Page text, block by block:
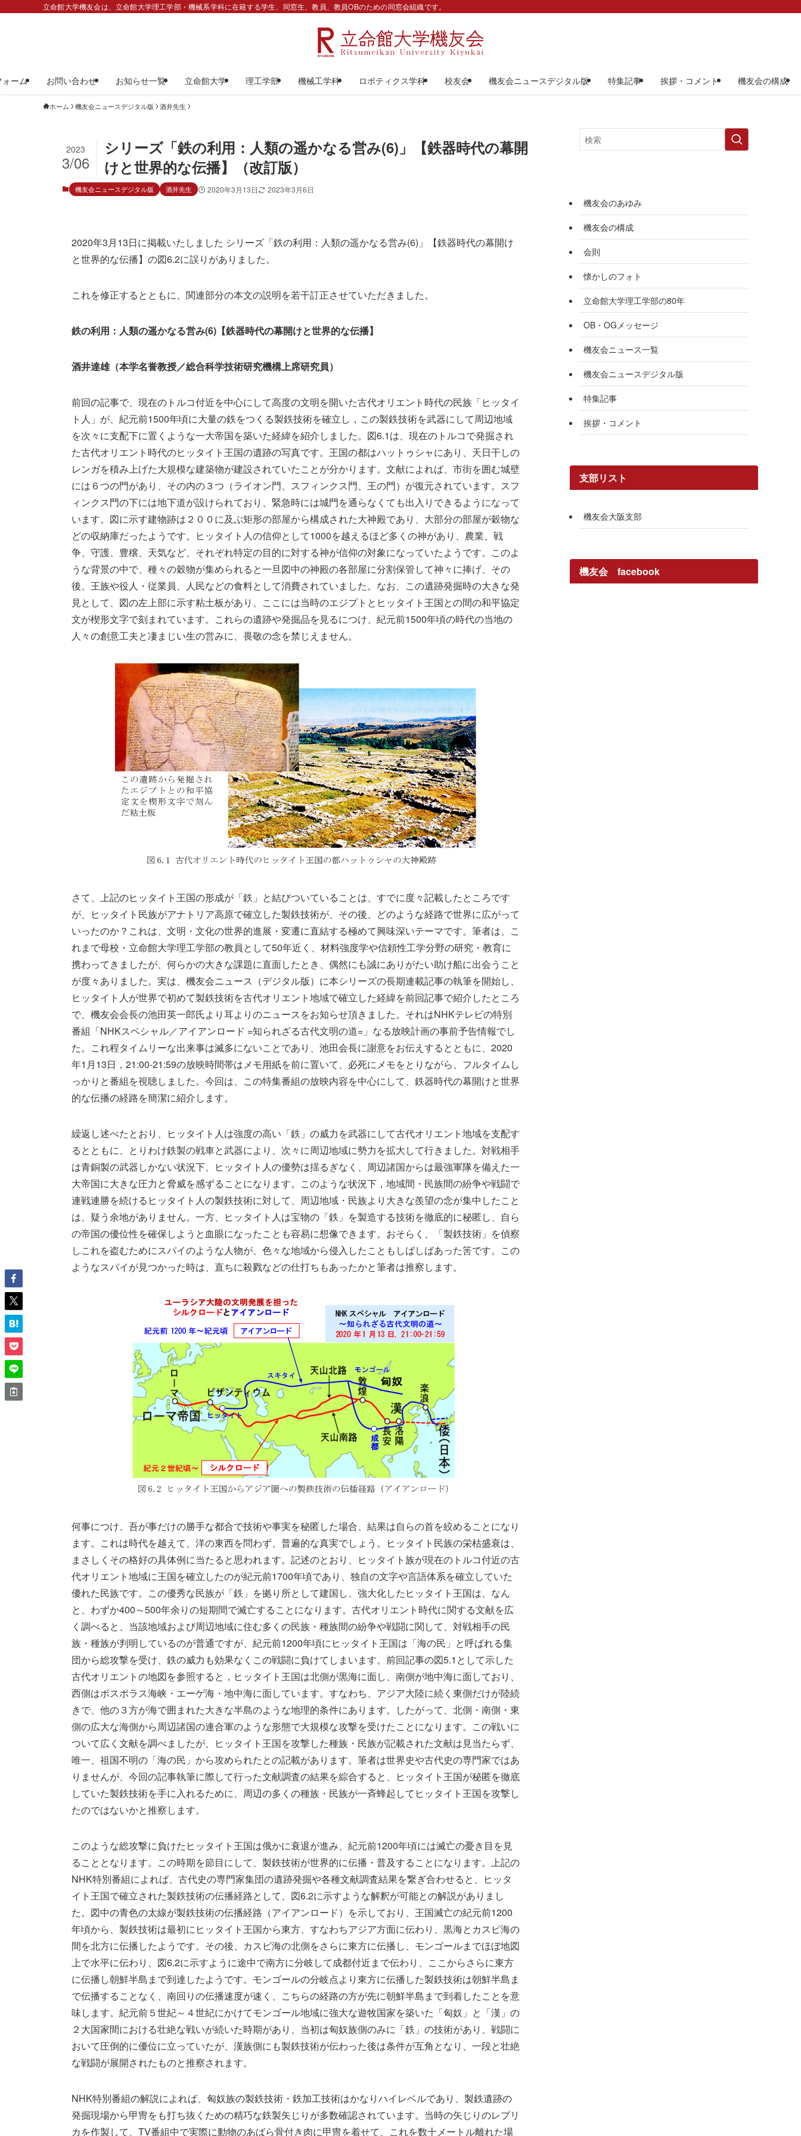
立命館大学機友会は、立命館大学理工学部・機械系学科に在籍する学生、同窓生、教員、教員OBのための同窓会組織です。
ーム お問い合わせ お知らせ一覧 立命館大学 理工学部 機械工学科 ロボティクス学科 校友会 機友会ニュースデジタル版 特集記事 挨拶・コメント 機友会の構成
ホーム 機友会ニュースデジタル版 酒井先生
シリーズ「鉄の利用：人類の遥かなる営み(6)」【鉄器時代の幕開
けと世界的な伝播】（改訂版）
2023
3/06
機友会ニュースデジタル版 酒井先生 2020年3月13日 2023年3月6日
2020年3月13日に掲載いたしました シリーズ「鉄の利用：人類の遥かなる営み(6)」【鉄器時代の幕開け
と世界的な伝播】の図6.2に誤りがありました。
これを修正するとともに、関連部分の本文の説明を若干訂正させていただきました。
鉄の利用：人類の遥かなる営み(6)【鉄器時代の幕開けと世界的な伝播】
酒井達雄（本学名誉教授／総合科学技術研究機構上席研究員）
前回の記事で、現在のトルコ付近を中心にして高度の文明を開いた古代オリエント時代の民族「ヒッタイ
ト人」が、紀元前1500年頃に大量の鉄をつくる製鉄技術を確立し，この製鉄技術を武器にして周辺地域
を次々に支配下に置くような一大帝国を築いた経緯を紹介しました。図6.1は、現在のトルコで発掘され
た古代オリエント時代のヒッタイト王国の遺跡の写真です。王国の都はハットゥシャにあり、天日干しの
レンガを積み上げた大規模な建築物が建設されていたことが分かります。文献によれば、市街を囲む城壁
には６つの門があり、その内の３つ（ライオン門、スフィンクス門、王の門）が復元されています。スフ
ィンクス門の下には地下道が設けられており、緊急時には城門を通らなくても出入りできるようになって
います。図に示す建物跡は２００に及ぶ矩形の部屋から構成された大神殿であり、大部分の部屋が穀物な
どの収納庫だったようです。ヒッタイト人の信仰として1000を越えるほど多くの神があり、農業、戦
争、守護、豊穣、天気など、それぞれ特定の目的に対する神が信仰の対象になっていたようです。このよ
うな背景の中で、種々の穀物が集められると一旦図中の神殿の各部屋に分割保管して神々に捧げ、その
後、王族や役人・従業員、人民などの食料として消費されていました。なお、この遺跡発掘時の大きな発
見として、図の左上部に示す粘土板があり、ここには当時のエジプトとヒッタイト王国との間の和平協定
文が楔形文字で刻まれています。これらの遺跡や発掘品を見るにつけ、紀元前1500年頃の時代の当地の
人々の創意工夫と凄まじい生の営みに、畏敬の念を禁じえません。
さて、上記のヒッタイト王国の形成が「鉄」と結びついていることは、すでに度々記載したところです
が、ヒッタイト民族がアナトリア高原で確立した製鉄技術が、その後、どのような経路で世界に広がって
いったのか？これは、文明・文化の世界的進展・変遷に直結する極めて興味深いテーマです。筆者は、こ
れまで母校・立命館大学理工学部の教員として50年近く、材料強度学や信頼性工学分野の研究・教育に
携わってきましたが、何らかの大きな課題に直面したとき、偶然にも誠にありがたい助け船に出会うこと
が度々ありました。実は、機友会ニュース（デジタル版）に本シリーズの長期連載記事の執筆を開始し、
ヒッタイト人が世界で初めて製鉄技術を古代オリエント地域で確立した経緯を前回記事で紹介したところ
で、機友会会長の池田英一郎氏より耳よりのニュースをお知らせ頂きました。それはNHKテレビの特別
番組「NHKスペシャル／アイアンロード =知られざる古代文明の道=」なる放映計画の事前予告情報でし
た。これ程タイムリーな出来事は滅多にないことであり、池田会長に謝意をお伝えするとともに、2020
年1月13日，21:00-21:59の放映時間帯はメモ用紙を前に置いて、必死にメモをとりながら、フルタイムし
っかりと番組を視聴しました。今回は、この特集番組の放映内容を中心にして、鉄器時代の幕開けと世界
的な伝播の経路を簡潔に紹介します。
繰返し述べたとおり、ヒッタイト人は強度の高い「鉄」の威力を武器にして古代オリエント地域を支配す
るとともに、とりわけ鉄製の戦車と武器により、次々に周辺地域に勢力を拡大して行きました。対戦相手
は青銅製の武器しかない状況下、ヒッタイト人の優勢は揺るぎなく、周辺諸国からは最強軍隊を備えた一
大帝国に大きな圧力と脅威を感ずることになります。このような状況下，地域間・民族間の紛争や戦闘で
連戦連勝を続けるヒッタイト人の製鉄技術に対して、周辺地域・民族より大きな羨望の念が集中したこと
は、疑う余地がありません。一方、ヒッタイト人は宝物の「鉄」を製造する技術を徹底的に秘匿し、自ら
の帝国の優位性を確保しようと血眼になったことも容易に想像できます。おそらく、「製鉄技術」を偵察
しこれを盗むためにスパイのような人物が、色々な地域から侵入したこともしばしばあった筈です。この
ようなスパイが見つかった時は、直ちに殺戮などの仕打ちもあったかと筆者は推察します。
何事につけ、吾が事だけの勝手な都合で技術や事実を秘匿した場合、結果は自らの首を絞めることになり
ます。これは時代を越えて、洋の東西を問わず、普遍的な真実でしょう。ヒッタイト民族の栄枯盛衰は、
まさしくその格好の具体例に当たると思われます。記述のとおり、ヒッタイト族が現在のトルコ付近の古
代オリエント地域に王国を確立したのが紀元前1700年頃であり、独自の文字や言語体系を確立していた
優れた民族です。この優秀な民族が「鉄」を拠り所として建国し、強大化したヒッタイト王国は、なん
と、わずか400～500年余りの短期間で滅亡することになります。古代オリエント時代に関する文献を広
く調べると、当該地域および周辺地域に住む多くの民族・種族間の紛争や戦闘に関して、対戦相手の民
族・種族が判明しているのが普通ですが、紀元前1200年頃にヒッタイト王国は「海の民」と呼ばれる集
団から総攻撃を受け、鉄の威力も効果なくこの戦闘に負けてしまいます。前回記事の図5.1として示した
古代オリエントの地図を参照すると，ヒッタイト王国は北側が黒海に面し、南側が地中海に面しており、
西側はボスポラス海峡・エーゲ海・地中海に面しています。すなわち、アジア大陸に続く東側だけが陸続
きで、他の３方が海で囲まれた大きな半島のような地理的条件にあります。したがって、北側・南側・東
側の広大な海側から周辺諸国の連合軍のような形態で大規模な攻撃を受けたことになります。この戦いに
ついて広く文献を調べましたが、ヒッタイト王国を攻撃した種族・民族が記載された文献は見当たらず、
唯一、祖国不明の「海の民」から攻められたとの記載があります。筆者は世界史や古代史の専門家ではあ
りませんが、今回の記事執筆に際して行った文献調査の結果を綜合すると、ヒッタイト王国が秘匿を徹底
していた製鉄技術を手に入れるために、周辺の多くの種族・民族が一斉蜂起してヒッタイト王国を攻撃し
たのではないかと推察します。
このような総攻撃に負けたヒッタイト王国は俄かに衰退が進み、紀元前1200年頃には滅亡の憂き目を見
ることとなります。この時期を節目にして、製鉄技術が世界的に伝播・普及することになります。上記の
NHK特別番組によれば、古代史の専門家集団の遺跡発掘や各種文献調査結果を繋ぎ合わせると、ヒッタ
イト王国で確立された製鉄技術の伝播経路として、図6.2に示すような解釈が可能との解説がありまし
た。図中の青色の太線が製鉄技術の伝播経路（アイアンロード）を示しており、王国滅亡の紀元前1200
年頃から、製鉄技術は最初にヒッタイト王国から東方、すなわちアジア方面に伝わり、黒海とカスピ海の
間を北方に伝播したようです。その後、カスピ海の北側をさらに東方に伝播し、モンゴールまでほぼ地図
上で水平に伝わり、図6.2に示すように途中で南方に分岐して成都付近まで伝わり、ここからさらに東方
に伝播し朝鮮半島まで到達したようです。モンゴールの分岐点より東方に伝播した製鉄技術は朝鮮半島ま
で伝播することなく、南回りの伝播速度が速く、こちらの経路の方が先に朝鮮半島まで到着したことを意
味します。紀元前５世紀～４世紀にかけてモンゴール地域に強大な遊牧国家を築いた「匈奴」と「漢」の
２大国家間における壮絶な戦いが続いた時期があり、当初は匈奴族側のみに「鉄」の技術があり、戦闘に
おいて圧倒的に優位に立っていたが、漢族側にも製鉄技術が伝わった後は条件が互角となり、一段と壮絶
な戦闘が展開されたものと推察されます。
NHK特別番組の解説によれば、匈奴族の製鉄技術・鉄加工技術はかなりハイレベルであり、製鉄遺跡の
発掘現場から甲冑をも打ち抜くための精巧な鉄製矢じりが多数確認されています。当時の矢じりのレプリ
カを作製して、TV番組中で実際に動物のあばら骨付き肉に甲冑を着せて、これを数十メートル離れた場
機友会のあゆみ
機友会の構成
会則
懐かしのフォト
立命館大学理工学部の80年
OB・OGメッセージ
機友会ニュース一覧
機友会ニュースデジタル版
特集記事
挨拶・コメント
支部リスト
機友会大阪支部
機友会 facebook